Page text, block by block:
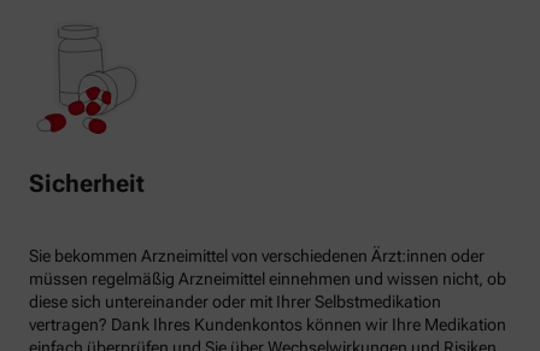
Sicherheit
Sie bekommen Arzneimittel von verschiedenen Ärzt:innen oder
müssen regelmäßig Arzneimittel einnehmen und wissen nicht, ob
diese sich untereinander oder mit Ihrer Selbstmedikation
vertragen? Dank Ihres Kundenkontos können wir Ihre Medikation